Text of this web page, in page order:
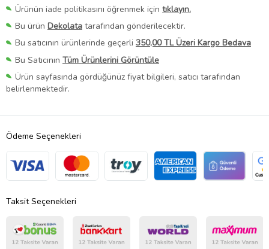
Ürünün iade politikasını öğrenmek için tıklayın.
Bu ürün Dekolata tarafından gönderilecektir.
Bu satıcının ürünlerinde geçerli 350,00 TL Üzeri Kargo Bedava
Bu Satıcının Tüm Ürünlerini Görüntüle
Ürün sayfasında gördüğünüz fiyat bilgileri, satıcı tarafından
belirlenmektedir.
Ödeme Seçenekleri
Taksit Seçenekleri